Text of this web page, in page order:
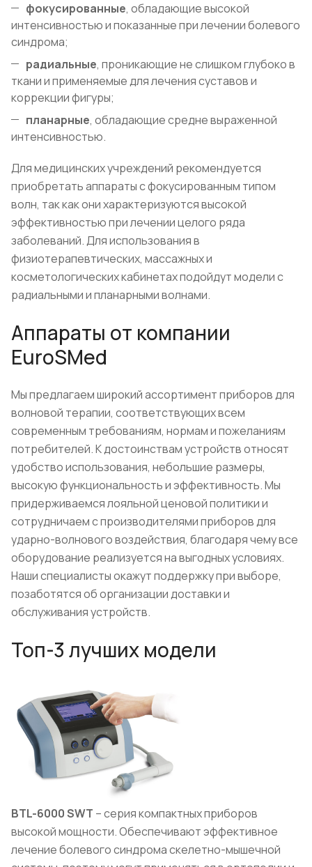
фокусированные, обладающие высокой
интенсивностью и показанные при лечении болевого
синдрома;
радиальные, проникающие не слишком глубоко в
ткани и применяемые для лечения суставов и
коррекции фигуры;
планарные, обладающие средне выраженной
интенсивностью.
Для медицинских учреждений рекомендуется
приобретать аппараты с фокусированным типом
волн, так как они характеризуются высокой
эффективностью при лечении целого ряда
заболеваний. Для использования в
физиотерапевтических, массажных и
косметологических кабинетах подойдут модели с
радиальными и планарными волнами.
Аппараты от компании
EuroSMed
Мы предлагаем широкий ассортимент приборов для
волновой терапии, соответствующих всем
современным требованиям, нормам и пожеланиям
потребителей. К достоинствам устройств относят
удобство использования, небольшие размеры,
высокую функциональность и эффективность. Мы
придерживаемся лояльной ценовой политики и
сотрудничаем с производителями приборов для
ударно-волнового воздействия, благодаря чему все
оборудование реализуется на выгодных условиях.
Наши специалисты окажут поддержку при выборе,
позаботятся об организации доставки и
обслуживания устройств.
Топ-3 лучших модели
BTL-6000SWT – серия компактных приборов
высокой мощности. Обеспечивают эффективное
лечение болевого синдрома скелетно-мышечной